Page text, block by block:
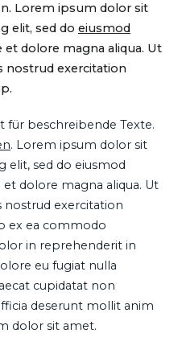
Lorem ipsum dolor sit
elit, sed do eiusmod
dolore magna aliqua. Ut
nostrud exercitation
für beschreibende Texte.
. Lorem ipsum dolor sit
elit, sed do eiusmod
dolore magna aliqua. Ut
nostrud exercitation
ex ea commodo
in reprehenderit in
eu fugiat nulla
cupidatat non
deserunt mollit anim
dolor sit amet.